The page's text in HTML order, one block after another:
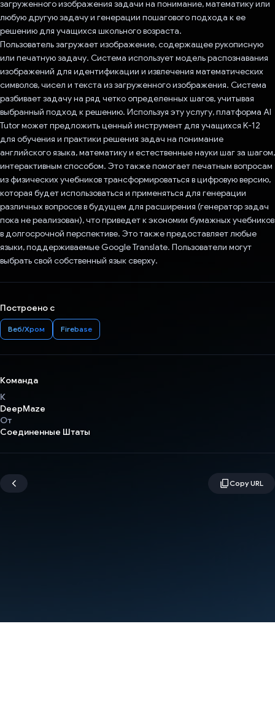
загруженного изображения задачи на понимание, математику или
любую другую задачу и генерации пошагового подхода к ее
решению для учащихся школьного возраста.
Пользователь загружает изображение, содержащее рукописную
или печатную задачу. Система использует модель распознавания
изображений для идентификации и извлечения математических
символов, чисел и текста из загруженного изображения. Система
разбивает задачу на ряд четко определенных шагов, учитывая
выбранный подход к решению. Используя эту услугу, платформа AI
Tutor может предложить ценный инструмент для учащихся K-12
для обучения и практики решения задач на понимание
английского языка, математику и естественные науки шаг за шагом,
интерактивным способом. Это также помогает печатным вопросам
из физических учебников трансформироваться в цифровую версию,
которая будет использоваться и применяться для генерации
различных вопросов в будущем для расширения (генератор задач
пока не реализован), что приведет к экономии бумажных учебников
в долгосрочной перспективе. Это также предоставляет любые
языки, поддерживаемые Google Translate. Пользователи могут
выбрать свой собственный язык сверху.
Построено с
Веб/Хром Firebase
Команда
К
DeepMaze
От
Соединенные Штаты